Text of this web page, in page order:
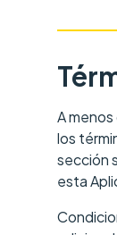
A
los
sección
esta